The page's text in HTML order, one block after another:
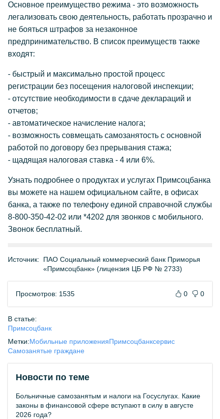
Основное преимущество режима - это возможность
легализовать свою деятельность, работать прозрачно и
не бояться штрафов за незаконное
предпринимательство. В список преимуществ также
входят:
- быстрый и максимально простой процесс
регистрации без посещения налоговой инспекции;
- отсутствие необходимости в сдаче деклараций и
отчетов;
- автоматическое начисление налога;
- возможность совмещать самозанятость с основной
работой по договору без прерывания стажа;
- щадящая налоговая ставка - 4 или 6%.
Узнать подробнее о продуктах и услугах Примсоцбанка
вы можете на нашем официальном сайте, в офисах
банка, а также по телефону единой справочной службы
8-800-350-42-02 или *4202 для звонков с мобильного.
Звонок бесплатный.
Источник:
ПАО Социальный коммерческий банк Приморья
«Примсоцбанк» (лицензия ЦБ РФ № 2733)
Просмотров: 1535 0 0
В статье:
Примсоцбанк
Метки:Мобильные приложенияПримсоцбанксервис
Самозанятые граждане
Новости по теме
Больничные самозанятым и налоги на Госуслугах. Какие
законы в финансовой сфере вступают в силу в августе
2026 года?